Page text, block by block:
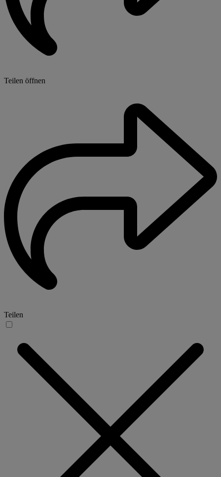
Teilen öffnen
Teilen